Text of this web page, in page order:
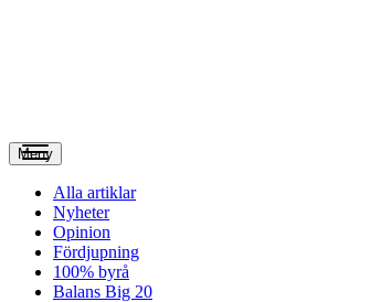
Meny
Alla artiklar
Nyheter
Opinion
Fördjupning
100% byrå
Balans Big 20